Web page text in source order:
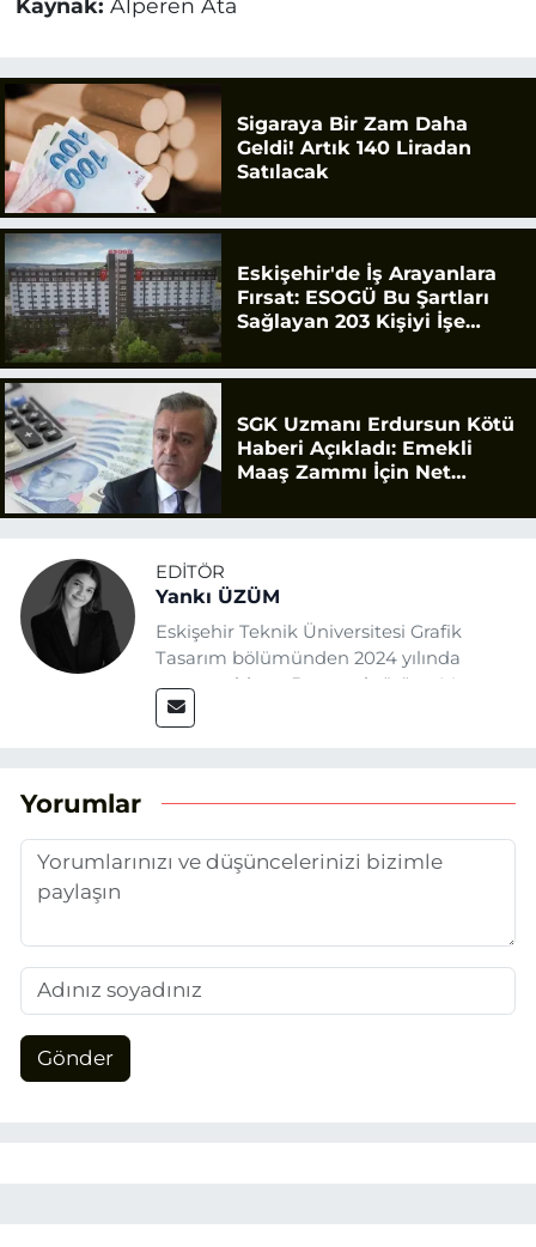
Kaynak: Alperen Ata
Sigaraya Bir Zam Daha
Geldi! Artık 140 Liradan
Satılacak
Eskişehir'de İş Arayanlara
Fırsat: ESOGÜ Bu Şartları
Sağlayan 203 Kişiyi İşe
SGK Uzmanı Erdursun Kötü
Haberi Açıkladı: Emekli
Maaş Zammı İçin Net
EDITÖR
Yankı ÜZÜM
Eskişehir Teknik Üniversitesi Grafik
Tasarım bölümünden 2024 yılında
mezun oldum. Basın sektörüne Mayıs
2025’te Eskişehir Haber Ajansı ile adım
aktarmayı hedefliyorum.
Yorumlar
Gönder